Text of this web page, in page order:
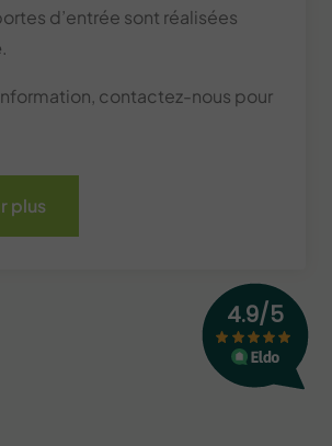
d’entrée sont réalisées
.
contactez-nous pour
plus